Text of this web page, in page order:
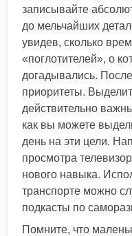
записывайте
до мельчайших
увидев, сколько
«поглотителей», о
догадывались.
приоритеты.
действительно
как вы можете
день на эти цели.
просмотра
нового навыка.
транспорте можно
подкасты по
Помните, что